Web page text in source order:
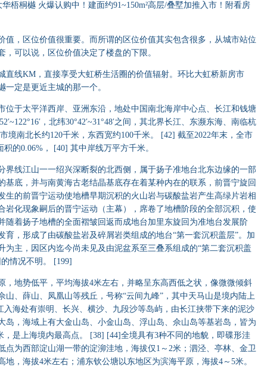
桐樾 火爆认购中！建面约91~150m²高层/叠墅加推入市！附看房
，区位价值很重要。而所谓的区位价值其实包含很多，从城市站位
可以说，区位价值决定了楼盘的下限。
线KM，直接享受大虹桥生活圈的价值辐射。环比大虹桥新房市
一定是更近主城的那一个。
于太平洋西岸、亚洲东沿，地处中国南北海岸中心点、长江和钱塘
，北纬30°42′~31°48′之间，其北界长江、东濒东海、南临杭
境南北长约120千米，东西宽约100千米。 [42] 截至2022年末，全市
的0.06%， [40] 其中岸线万平方千米。
线江山一一绍兴深断裂的北西侧，属于扬子准地台北东边缘的一部
基底，并与南黄海古老结晶基底存在着某种内在的联系，前晋宁旋回
生的前晋宁运动使地槽早期沉积的火山岩与碳酸盐岩产生高绿片岩相
岩化现象嗣后的晋宁运动（主幕），席卷了地槽阶段的全部沉积，使
随着扬子地槽的全面褶皱回返而成地台加里东旋回为准地台发展阶
育，形成了由碳酸盐岩及碎屑岩类组成的地台“第一套沉积盖层”。加
为主，因区内迄今尚未见及由泥盆系至三叠系组成的“第二套沉积盖
情况不明。 [199]
地势低平，平均海拔4米左右，并略呈东高西低之状，像微微倾斜
山、薛山、凤凰山等残丘，号称“云间九峰”，其中天马山是境内陆上
入海处有崇明、长兴、横沙、九段沙等岛屿，由长江挟带下来的泥沙
岛，海域上有大金山岛、小金山岛、浮山岛、佘山岛等基岩岛，皆为
，是上海境内最高点。 [38] [44]全境具有3种不同的地貌，即碟形洼
点为西部淀山湖一带的淀泖洼地，海拔仅1～2米；泗泾、亭林、金卫
，海拔4米左右；浦东钦公塘以东地区为滨海平原，海拔4～5米。